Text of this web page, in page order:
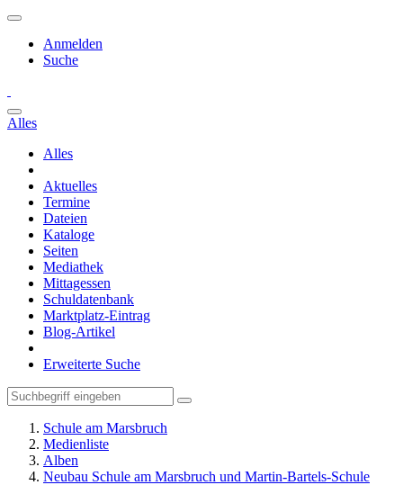
Anmelden
Suche
Alles
Alles
Aktuelles
Termine
Dateien
Kataloge
Seiten
Mediathek
Mittagessen
Schuldatenbank
Marktplatz-Eintrag
Blog-Artikel
Erweiterte Suche
Schule am Marsbruch
Medienliste
Alben
Neubau Schule am Marsbruch und Martin-Bartels-Schule